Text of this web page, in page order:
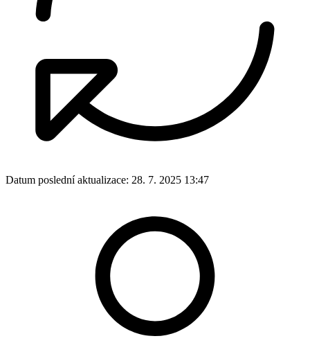
Datum poslední aktualizace: 28. 7. 2025 13:47